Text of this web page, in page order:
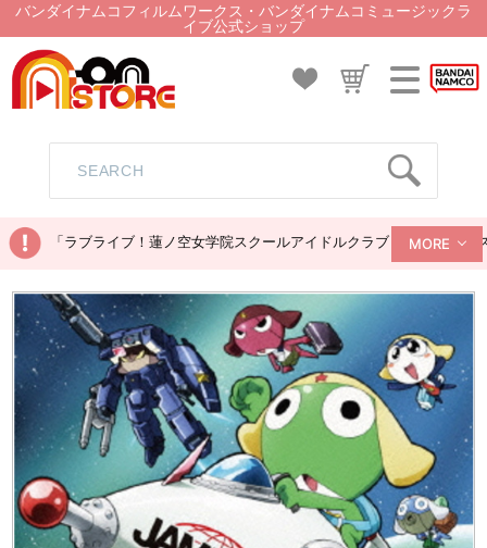
バンダイナムコフィルムワークス・バンダイナムコミュージックラ
イブ公式ショップ
「ラブライブ！蓮ノ空女学院スクールアイドルクラブ ぬいぐるみ
MORE